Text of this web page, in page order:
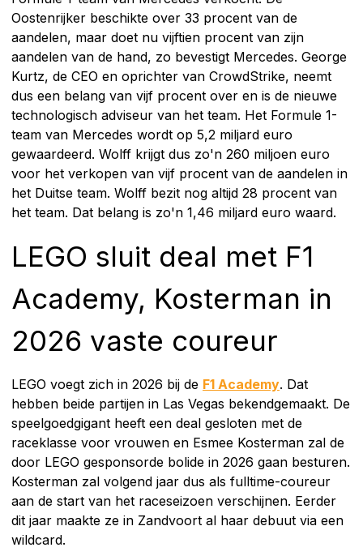
Oostenrijker beschikte over 33 procent van de
aandelen, maar doet nu vijftien procent van zijn
aandelen van de hand, zo bevestigt Mercedes. George
Kurtz, de CEO en oprichter van CrowdStrike, neemt
dus een belang van vijf procent over en is de nieuwe
technologisch adviseur van het team. Het Formule 1-
team van Mercedes wordt op 5,2 miljard euro
gewaardeerd. Wolff krijgt dus zo'n 260 miljoen euro
voor het verkopen van vijf procent van de aandelen in
het Duitse team. Wolff bezit nog altijd 28 procent van
het team. Dat belang is zo'n 1,46 miljard euro waard.
LEGO sluit deal met F1
Academy, Kosterman in
2026 vaste coureur
LEGO voegt zich in 2026 bij de F1 Academy. Dat
hebben beide partijen in Las Vegas bekendgemaakt. De
speelgoedgigant heeft een deal gesloten met de
raceklasse voor vrouwen en Esmee Kosterman zal de
door LEGO gesponsorde bolide in 2026 gaan besturen.
Kosterman zal volgend jaar dus als fulltime-coureur
aan de start van het raceseizoen verschijnen. Eerder
dit jaar maakte ze in Zandvoort al haar debuut via een
wildcard.